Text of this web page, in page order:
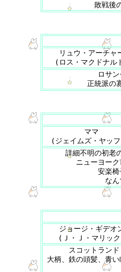
敗戦後
リュウ・アーチャ
(ロス・マクドナル
ロサ
正統派の
ママ
(ジェイムズ・ヤッ
詳細不明の初老
ニューヨー
安楽
な
ジョージ・ギデオ
(Ｊ・Ｊ・マリッ
スコットラン
大柄、鉄の頭髪、青